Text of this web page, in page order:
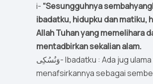
i- “Sesungguhnya
ibadatku, hidupku dan matiku,
Allah Tuhan yang memelihara
mentadbirkan sekalian alam.
وَنُسُكِى- Ibadatku : Ada jug ulama yang
menafsirkannya sebagai